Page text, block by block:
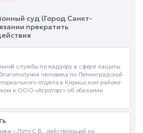
суд (Город Санкт-
прекратить
службы по надзору в сфере защиты
человека по Ленинградской
отдела в Киришском районе
к ООО «Агроторг» об обязании
– Лупу С.В., действующий на